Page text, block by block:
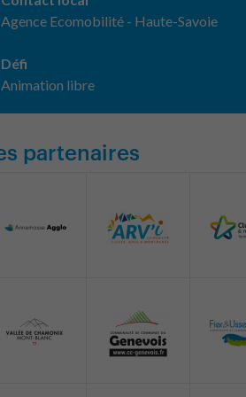
Agence Ecomobilité - Haute-Savoie
Défi
Animation libre
partenaires